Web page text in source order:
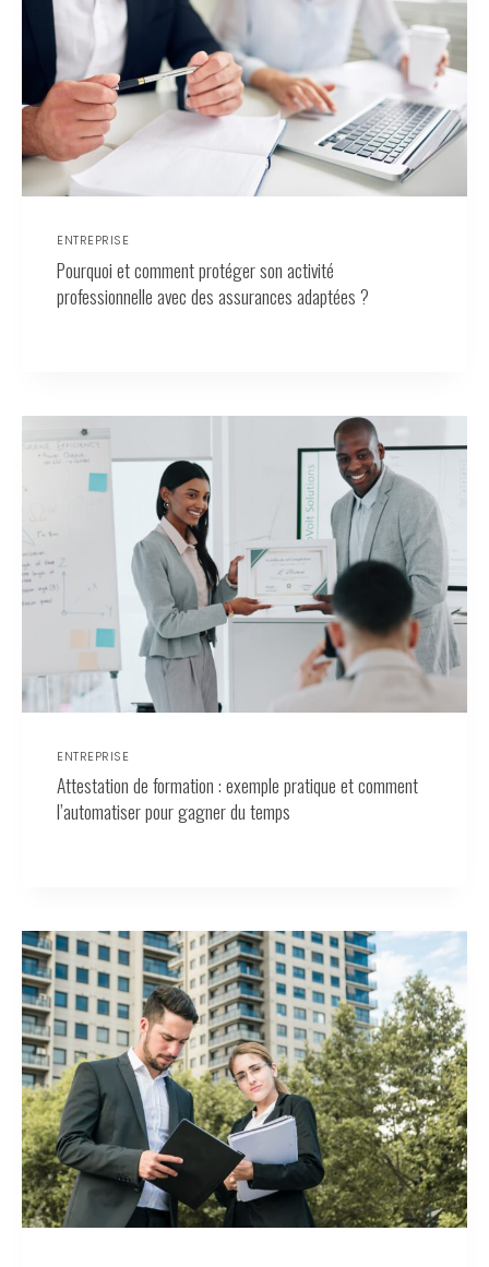
ENTREPRISE
Pourquoi et comment protéger son activité
professionnelle avec des assurances adaptées ?
ENTREPRISE
Attestation de formation : exemple pratique et comment
l’automatiser pour gagner du temps